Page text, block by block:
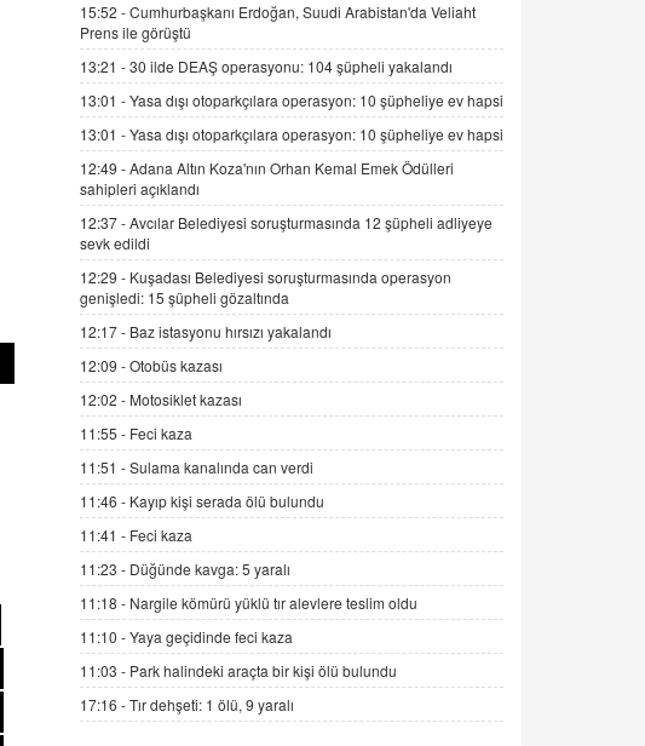
Kişisel verilerin korunması ve dijital
hukukun gelişimi
15.09.2025 16:17
SEHER EREK
Kış Ayları Geldi, Hangi Önlemler
Alınmalı?
9.12.2025 10:11
Trump Keşke Adana'yı da Ziyaret Etse...
06.07.2026 13:00
ADEM AKÖL
Esed Destekçilerinin Yüzüne Vurulan
Şamar: Sednaya
11.12.2024 12:30
DR. EKREM ASLAN
Gerçek Ne, Algı Ne? "Beraber
Yürüyoruz" Cümlesinin Peşinden
19.07.2025 12:45
GÖNÜL MENEKŞE
Şifacının Yolu
04.11.2025 12:56
AV. RÜMEYSA ÖZKALE
15:52 -Cumhurbaşkanı Erdoğan, Suudi Arabistan'da Veliaht
Prens ile görüştü
13:21 -30 ilde DEAŞ operasyonu: 104 şüpheli yakalandı
13:01 -Yasa dışı otoparkçılara operasyon: 10 şüpheliye ev hapsi
13:01 -Yasa dışı otoparkçılara operasyon: 10 şüpheliye ev hapsi
12:49 -Adana Altın Koza'nın Orhan Kemal Emek Ödülleri
sahipleri açıklandı
12:37 -Avcılar Belediyesi soruşturmasında 12 şüpheli adliyeye
sevk edildi
12:29 - Kuşadası Belediyesi soruşturmasında operasyon
genişledi: 15 şüpheli gözaltında
12:17 - Baz istasyonu hırsızı yakalandı
12:09 -Otobüs kazası
12:02 - Motosiklet kazası
11:55 - Feci kaza
11:51 -Sulama kanalında can verdi
11:46 - Kayıp kişi serada ölü bulundu
11:41 - Feci kaza
11:23 - Düğünde kavga: 5 yaralı
11:18 - Nargile kömürü yüklü tır alevlere teslim oldu
11:10 -Yaya geçidinde feci kaza
11:03 - Park halindeki araçta bir kişi ölü bulundu
17:16 -Tır dehşeti: 1 ölü, 9 yaralı